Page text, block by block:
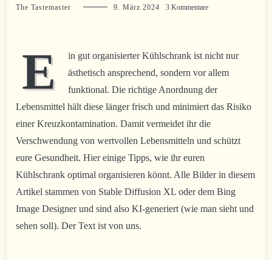
The Tastemaster 9. März 2024 3 Kommentarezu
organisieren
E
in gut organisierter Kühlschrank ist nicht nur
ästhetisch ansprechend, sondern vor allem
funktional. Die richtige Anordnung der
Lebensmittel hält diese länger frisch und minimiert das Risiko
einer Kreuzkontamination. Damit vermeidet ihr die
Verschwendung von wertvollen Lebensmitteln und schützt
eure Gesundheit. Hier einige Tipps, wie ihr euren
Kühlschrank optimal organisieren könnt. Alle Bilder in diesem
Artikel stammen von Stable Diffusion XL oder dem Bing
Image Designer und sind also KI-generiert (wie man sieht und
sehen soll). Der Text ist von uns.